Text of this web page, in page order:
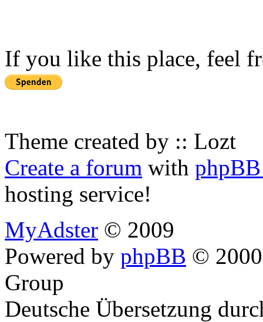
If you like this place, feel
Theme created by :: Lozt
Create a forum with
hosting service!
MyAdster © 2009
Powered by phpBB ©
Group
Deutsche Übersetzung